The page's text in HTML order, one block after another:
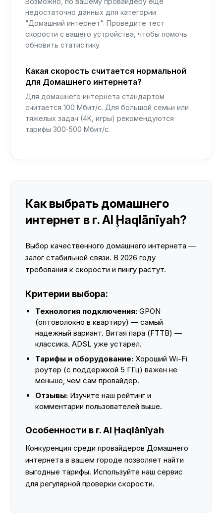
недостаточно данных для категории
"Домашний интернет". Проведите тест
скорости с вашего устройства, чтобы помочь
обновить статистику.
Какая скорость считается нормальной
для Домашнего интернета?
Для домашнего интернета стандартом
считается 100 Мбит/с. Для большой семьи или
тяжелых задач (4K, игры) рекомендуются
тарифы 300-500 Мбит/с.
Как выбрать домашнего
интернет в г. Al Ḩaqlānīyah?
Выбор качественного домашнего интернета —
залог стабильной связи. В 2026 году
требования к скорости и пингу растут.
Критерии выбора:
Технология подключения: GPON
(оптоволокно в квартиру) — самый
надежный вариант. Витая пара (FTTB) —
классика. ADSL уже устарел.
Тарифы и оборудование: Хороший Wi-Fi
роутер (с поддержкой 5 ГГц) важен не
меньше, чем сам провайдер.
Отзывы: Изучите наш рейтинг и
комментарии пользователей выше.
Особенности в г. Al Ḩaqlānīyah
Конкуренция среди провайдеров Домашнего
интернета в вашем городе позволяет найти
выгодные тарифы. Используйте наш сервис
для регулярной проверки скорости.